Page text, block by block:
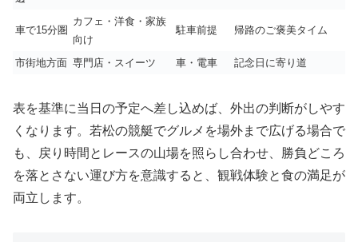
車で15分圏
カフェ・洋食・家族
向け
駐車前提 帰路のご褒美タイム
市街地方面 専門店・スイーツ 車・電車 記念日に寄り道
表を基準に当日の予定へ差し込めば、外出の判断がしやす
くなります。若松の競艇でグルメを場外まで広げる場合で
も、戻り時間とレースの山場を照らし合わせ、勝負どころ
を落とさない運び方を意識すると、観戦体験と食の満足が
両立します。